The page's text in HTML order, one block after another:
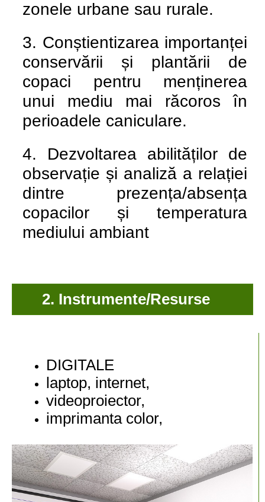
zonele urbane sau rurale.
3. Conștientizarea importanței
conservării și plantării de
copaci pentru menținerea
unui mediu mai răcoros în
perioadele caniculare.
4. Dezvoltarea abilităților de
observație și analiză a relației
dintre prezența/absența
copacilor și temperatura
mediului ambiant
2. Instrumente/Resurse
DIGITALE
laptop, internet,
videoproiector,
imprimanta color,